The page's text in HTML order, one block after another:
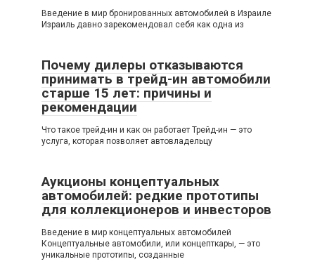
Введение в мир бронированных автомобилей в Израиле
Израиль давно зарекомендовал себя как одна из
Почему дилеры отказываются
принимать в трейд-ин автомобили
старше 15 лет: причины и
рекомендации
Что такое трейд-ин и как он работает Трейд-ин — это
услуга, которая позволяет автовладельцу
Аукционы концептуальных
автомобилей: редкие прототипы
для коллекционеров и инвесторов
Введение в мир концептуальных автомобилей
Концептуальные автомобили, или концепткары, — это
уникальные прототипы, созданные